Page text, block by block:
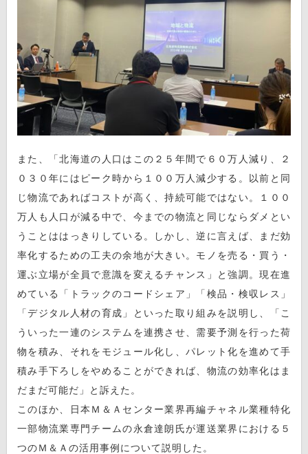
また、「北海道の人口はこの２５年間で６０万人減り、２
０３０年にはピーク時から１００万人減少する。以前と同
じ物流であればコストが高く、持続可能ではない。１００
万人も人口が減る中で、今までの物流と同じならダメとい
うことははっきりしている。しかし、逆に言えば、まだ効
率化するための工夫の余地が大きい。モノを売る・買う・
運ぶ立場が全員で意識を変えるチャンス」と強調。現在進
めている「トラックのコードシェア」「検品・検収レス」
「デジタル人材の育成」といった取り組みを説明し、「こ
ういった一連のシステムを連携させ、需要予測を行った荷
物を積み、それをモジュール化し、パレット化を進めて手
積み手下ろしをやめることができれば、物流の効率化はま
だまだ可能だ」と訴えた。
このほか、日本Ｍ＆Ａセンター業界再編チャネル業種特化
一部物流業専門チームの永倉達朗氏が運送業界における５
つのＭ＆Ａの活用事例について説明した。